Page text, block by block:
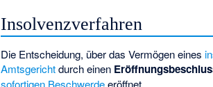
Insolvenzverfahren
Die Entscheidung, über das Vermögen eines
Amtsgerichtdurch einen
sofortigen Beschwerdeeröffnet.